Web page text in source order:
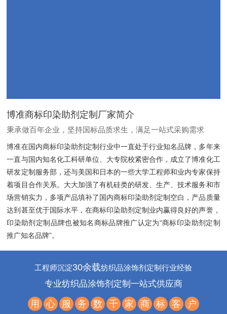
博准商标印染助剂定制厂家简介
秉承做百年企业，坚持国标品质求生，满足一站式采购需求
博准在国内商标印染助剂定制行业中一直处于行业知名品牌，多年来
一直与国内知名化工科研单位、大专院校紧密合作，成立了博准化工
研发定制服务部，还与美国和日本的一些大学工程师和业内专家保持
着项目合作关系。大大加强了有机硅类的研发、生产、技术服务和市
场营销实力，多项产品填补了国内商标印染助剂定制空白，产品质量
达到甚至优于国际水平，在商标印染助剂定制业内赢得良好的声誉，
印染助剂定制品牌也被知名商标品牌推广认定为“商标印染助剂定制
推广知名品牌”。
工程师沉淀30余载纺织品涂饰剂定制行业经验
专业纺织品涂饰剂定制一站式供应商
用 心 服 务 数 千 家 商 标 客 户